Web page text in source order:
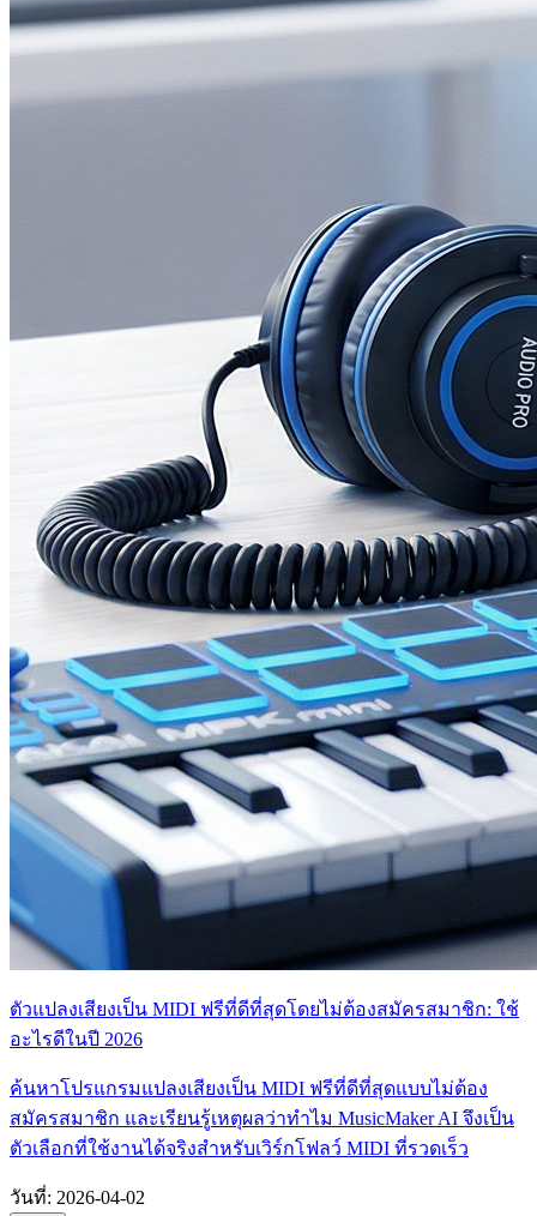
ตัวแปลงเสียงเป็น MIDI ฟรีที่ดีที่สุดโดยไม่ต้องสมัครสมาชิก: ใช้
อะไรดีในปี 2026
ค้นหาโปรแกรมแปลงเสียงเป็น MIDI ฟรีที่ดีที่สุดแบบไม่ต้อง
สมัครสมาชิก และเรียนรู้เหตุผลว่าทำไม MusicMaker AI จึงเป็น
ตัวเลือกที่ใช้งานได้จริงสำหรับเวิร์กโฟลว์ MIDI ที่รวดเร็ว
วันที่: 2026-04-02